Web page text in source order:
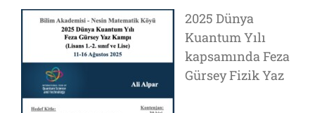
2025 Dünya
Kuantum Yılı
kapsamında Feza
Gürsey Fizik Yaz